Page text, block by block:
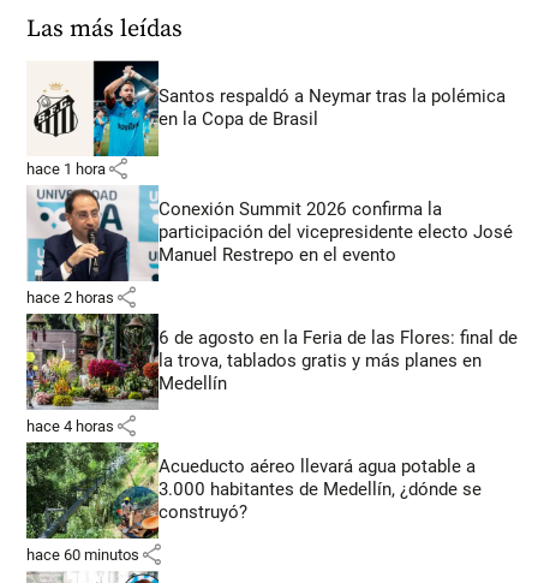
Las más leídas
Santos respaldó a Neymar tras la polémica
en la Copa de Brasil
hace 1 hora share
Conexión Summit 2026 confirma la
participación del vicepresidente electo José
Manuel Restrepo en el evento
hace 2 horas share
6 de agosto en la Feria de las Flores: final de
la trova, tablados gratis y más planes en
Medellín
hace 4 horas share
Acueducto aéreo llevará agua potable a
3.000 habitantes de Medellín, ¿dónde se
construyó?
hace 60 minutos share